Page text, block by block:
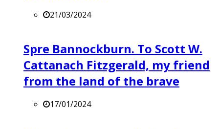
21/03/2024
Spre Bannockburn. To Scott W.
Cattanach Fitzgerald, my friend
from the land of the brave
17/01/2024